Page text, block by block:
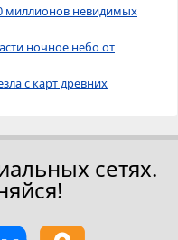
миллионов невидимых
ночное небо от
с карт древних
сетях.